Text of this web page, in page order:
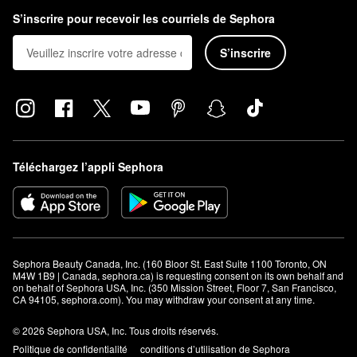
pinceau pour ldéfinir les contours. Définissez avec la pointe
effilée et remplissez avec le côté arrondi. Estompez et lissez la
couleur avec le pinceau.
Le mascara BUXOM est-il hydrofuge?
offrons une
version hydrofuge
S’inscrire pour recevoir les courriels de Sephora
S’inscrire
Téléchargez l’appli Sephora
Sephora Beauty Canada, Inc. (160 Bloor St. East Suite 1100 Toronto, ON
M4W 1B9 | Canada, sephora.ca) is requesting consent on its own behalf and
on behalf of Sephora USA, Inc. (350 Mission Street, Floor 7, San Francisco,
CA 94105, sephora.com). You may withdraw your consent at any time.
© 2026 Sephora USA, Inc. Tous droits réservés.
Politique de confidentialité
conditions d’utilisation de Sephora